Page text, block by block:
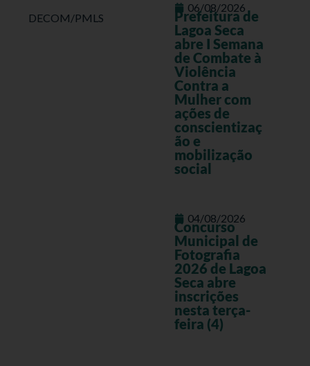
DECOM/PMLS
06/08/2026
Prefeitura de
Lagoa Seca
abre I Semana
de Combate à
Violência
Contra a
Mulher com
ações de
conscientizaç
ão e
mobilização
social
04/08/2026
Concurso
Municipal de
Fotografia
2026 de Lagoa
Seca abre
inscrições
nesta terça-
feira (4)